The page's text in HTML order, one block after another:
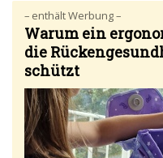
– enthält Werbung –
Warum ein
die
schützt